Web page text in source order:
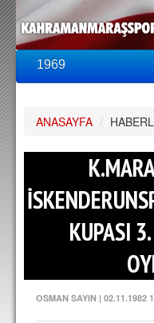
1969
PUAN DURUMU
FİKSTÜR
A TAKIM KADROSU
TEKNİK KADRO
ANASAYFA /
KUPASI
OSMAN SAYIN | 02.11.1982